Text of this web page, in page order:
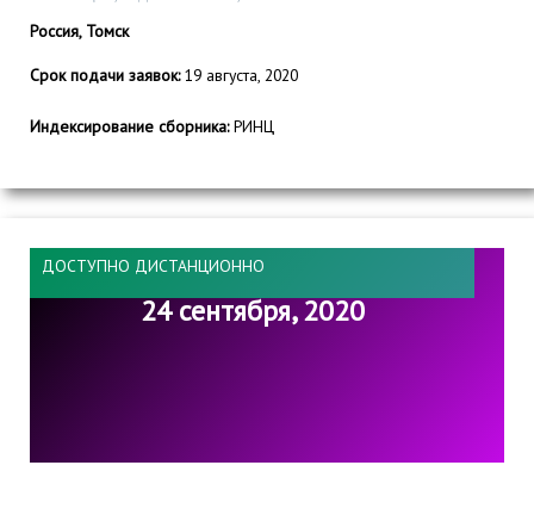
Россия, Томск
Срок подачи заявок:19 августа, 2020
Индексирование сборника:РИНЦ
ДОСТУПНО ДИСТАНЦИОННО
24 сентября, 2020